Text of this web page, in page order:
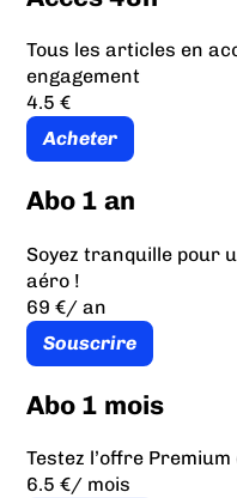
Tous les articles en
engagement
4.5 €
Acheter
Abo 1 an
Soyez tranquille pour
aéro !
69 €/ an
Souscrire
Abo 1 mois
Testez l’offre
6.5 €/ mois